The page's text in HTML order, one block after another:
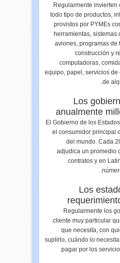
Regularmente invierten
todo tipo de productos,
provistos por PYMEs
herramientas, sistemas
aviones, programas de
construcción y
computadoras,
equipo, papel, servicios
de
Los
anualmente
El Gobierno de los
el consumidor principal
del mundo. Cada
adjudica un promedio
contratos y en
Los
Regularmente los
cliente muy particular
que necesita, con
suplirlo, cuándo lo
pagar por los